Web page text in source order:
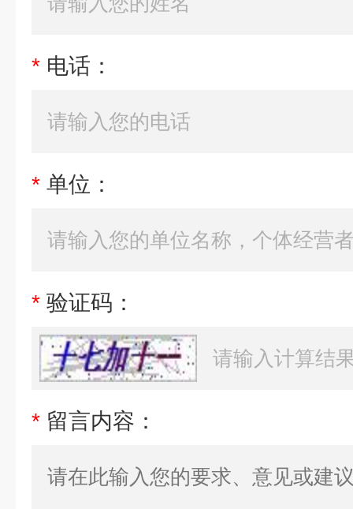
* 电话：
* 单位：
* 验证码：
* 留言内容：